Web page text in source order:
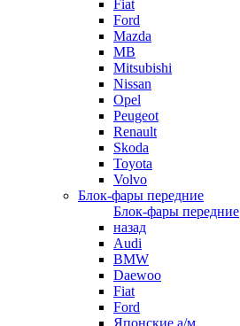
Fiat
Ford
Mazda
MB
Mitsubishi
Nissan
Opel
Peugeot
Renault
Skoda
Toyota
Volvo
Блок-фары передние
Блок-фары передние
назад
Audi
BMW
Daewoo
Fiat
Ford
Японские а/м